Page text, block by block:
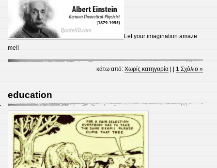
Let your imagination amaze
me!!
κάτω από:Χωρίς κατηγορία 1 Σχόλιο »
education